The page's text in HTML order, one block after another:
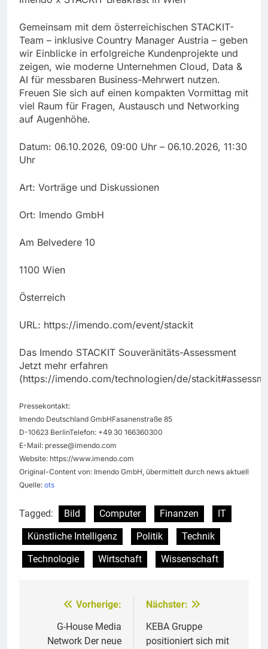
Gemeinsam mit dem österreichischen STACKIT-
Team – inklusive Country Manager Austria – geben
wir Einblicke in erfolgreiche Kundenprojekte und
zeigen, wie moderne Unternehmen Cloud, Data &
AI für messbaren Business-Mehrwert nutzen.
Freuen Sie sich auf einen kompakten Vormittag mit
viel Raum für Fragen, Austausch und Networking
auf Augenhöhe.
Datum: 06.10.2026, 09:00 Uhr – 06.10.2026, 11:30
Uhr
Art: Vorträge und Diskussionen
Ort: Imendo GmbH
Am Belvedere 10
1100 Wien
Österreich
URL: https://imendo.com/event/stackit
Das Imendo STACKIT Souveränitäts-Assessment
Jetzt mehr erfahren
(https://imendo.com/technologien/de/
Pressekontakt:
Imendo Deutschland GmbHFasanenstraße 85
D-10623 BerlinTelefon: +49 30 166360300
E-Mail: presse@imendo.com
Website: https://www.imendo.com
Original-Content von: Imendo GmbH, übermittelt durch news aktuell
Quelle: ots
Tagged: Bild Computer Finanzen
IT
Künstliche Intelligenz
Politik
Technik
Technologie
Wirtschaft Wissenschaft
Beitragsnavigation
Vorherige:
G-House Media
Network Der neue
Nächster:
KEBA Gruppe
positioniert sich mit